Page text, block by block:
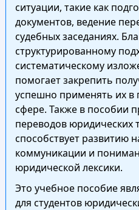
ситуации, такие как
документов, ведение
судебных заседаниях.
структурированному
систематическому
помогает закрепить
успешно применять их в
сфере. Также в пособии
переводов юридических
способствует развитию
коммуникации и
юридической лексики.
Это учебное пособие
для студентов